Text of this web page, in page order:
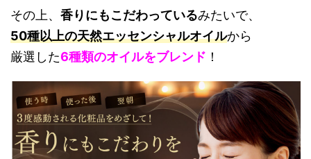
その上、 香りにもこだわっているみたいで、
50種以上の天然エッセンシャルオイルから
厳選した6種類のオイルをブレンド ！